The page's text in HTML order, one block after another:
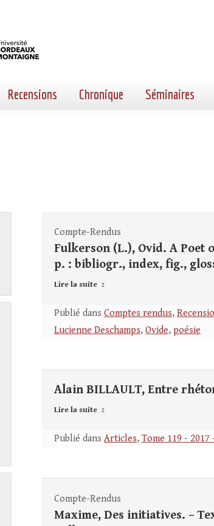
Recensions Chronique Séminaires
Compte-Rendus
Fulkerson (L.), Ovid. A Poet
p. : bibliogr., index, fig.,
Lire la suite
Publié dans Comptes rendus,
Lucienne Deschamps, Ovide, poésie
Alain BILLAULT, Entre
Lire la suite
Publié dans Articles, Tome 119 - 2017
Compte-Rendus
Maxime, Des initiatives. –